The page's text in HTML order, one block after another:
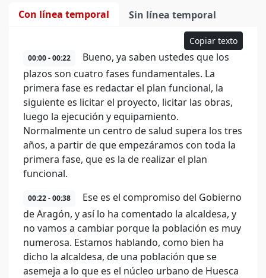
Con línea temporal Sin línea temporal
Copiar texto
00:00 - 00:22
Bueno, ya saben ustedes que los
plazos son cuatro fases fundamentales. La
primera fase es redactar el plan funcional, la
siguiente es licitar el proyecto, licitar las obras,
luego la ejecución y equipamiento.
Normalmente un centro de salud supera los tres
años, a partir de que empezáramos con toda la
primera fase, que es la de realizar el plan
funcional.
00:22 - 00:38
Ese es el compromiso del Gobierno
de Aragón, y así lo ha comentado la alcaldesa, y
no vamos a cambiar porque la población es muy
numerosa. Estamos hablando, como bien ha
dicho la alcaldesa, de una población que se
asemeja a lo que es el núcleo urbano de Huesca